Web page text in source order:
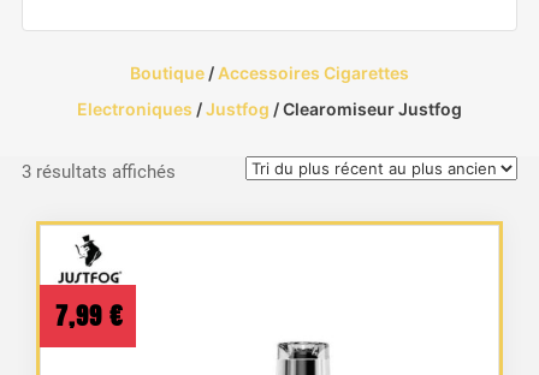
Boutique/ Accessoires Cigarettes
Electroniques /Justfog / Clearomiseur Justfog
3 résultats affichésTrié
7,99 €